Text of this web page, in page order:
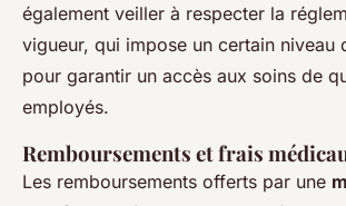
également veiller à respecter la
vigueur, qui impose un certain niveau
pour garantir un accès aux soins de
employés.
Remboursements et frais
Les remboursements offerts par une